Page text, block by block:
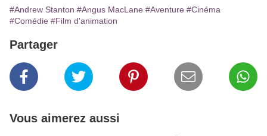
#Andrew Stanton #Angus MacLane #Aventure #Cinéma
#Comédie #Film d'animation
Partager
Vous aimerez aussi